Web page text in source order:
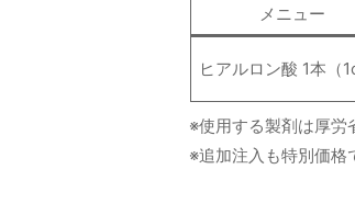
メニュー
ヒアルロン酸 1本（
※使用する製剤は厚労
※追加注入も特別価格